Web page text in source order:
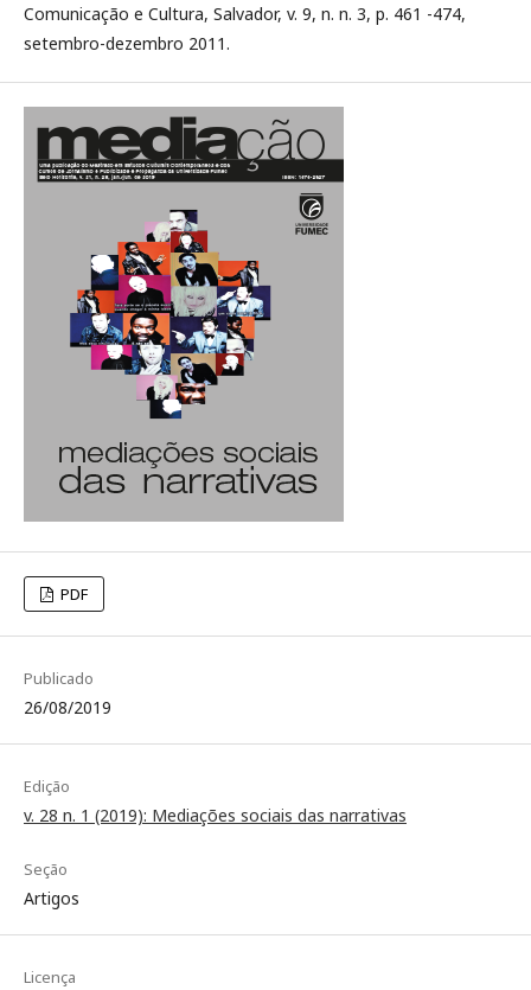
Comunicação e Cultura, Salvador, v. 9, n. n. 3, p. 461 -474,
setembro-dezembro 2011.
PDF
Publicado
26/08/2019
Edição
v. 28 n. 1 (2019): Mediações sociais das narrativas
Seção
Artigos
Licença